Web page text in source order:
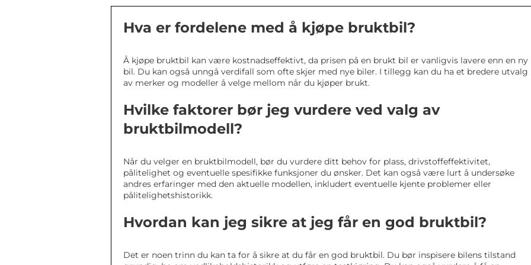
Hva er fordelene med å kjøpe bruktbil?
Å kjøpe bruktbil kan være kostnadseffektivt, da prisen på en brukt bil er vanligvis lavere enn en ny
bil. Du kan også unngå verdifall som ofte skjer med nye biler. I tillegg kan du ha et bredere utvalg
av merker og modeller å velge mellom når du kjøper brukt.
Hvilke faktorer bør jeg vurdere ved valg av
bruktbilmodell?
Når du velger en bruktbilmodell, bør du vurdere ditt behov for plass, drivstoffeffektivitet,
pålitelighet og eventuelle spesifikke funksjoner du ønsker. Det kan også være lurt å undersøke
andres erfaringer med den aktuelle modellen, inkludert eventuelle kjente problemer eller
pålitelighetshistorikk.
Hvordan kan jeg sikre at jeg får en god bruktbil?
Det er noen trinn du kan ta for å sikre at du får en god bruktbil. Du bør inspisere bilens tilstand